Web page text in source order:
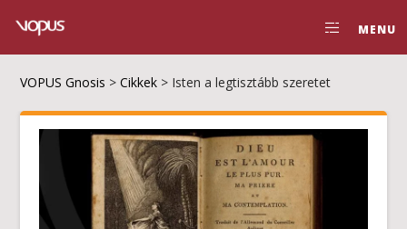
MENU
VOPUS Gnosis >Cikkek > Isten a legtisztább szeretet